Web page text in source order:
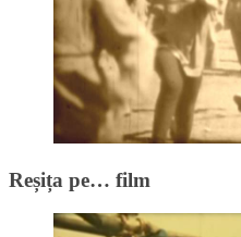
Reșița pe… film